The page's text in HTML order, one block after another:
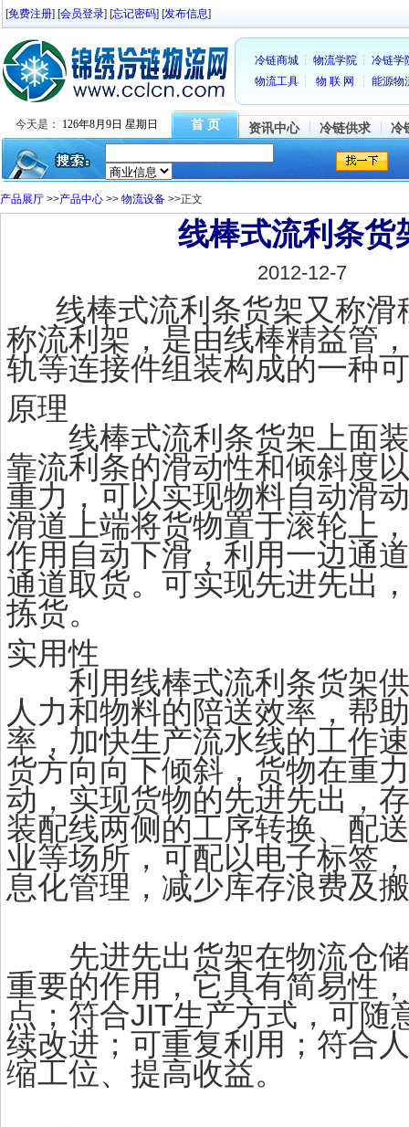
[免费注册] [会员登录] [忘记密码] [发布信息]
冷链商城 物流学院
冷链学
物流工具
物 联 网 能源物
今天是： 126年8月9日 星期日 首 页 资讯中心 冷链供求 冷
产品展厅 >>产品中心 >> 物流设备 >>正文
线棒式流利条货
2012-12-7
线棒式流利条货架又称滑
称流利架，是由线棒精益管
轨等连接件组装构成的一种
原理
线棒式流利条货架上面装
靠流利条的滑动性和倾斜度
重力，可以实现物料自动滑
滑道上端将货物置于滚轮上
作用自动下滑，利用一边通
通道取货。可实现先进先出
拣货。
实用性
利用线棒式流利条货架供
人力和物料的陪送效率，帮
率，加快生产流水线的工作
货方向向下倾斜，货物在重
动，实现货物的先进先出，
装配线两侧的工序转换、配
业等场所，可配以电子标签
息化管理，减少库存浪费及
先进先出货架在物流仓储
重要的作用，它具有简易性
点；符合JIT生产方式，可随
续改进；可重复利用；符合
缩工位、提高收益。